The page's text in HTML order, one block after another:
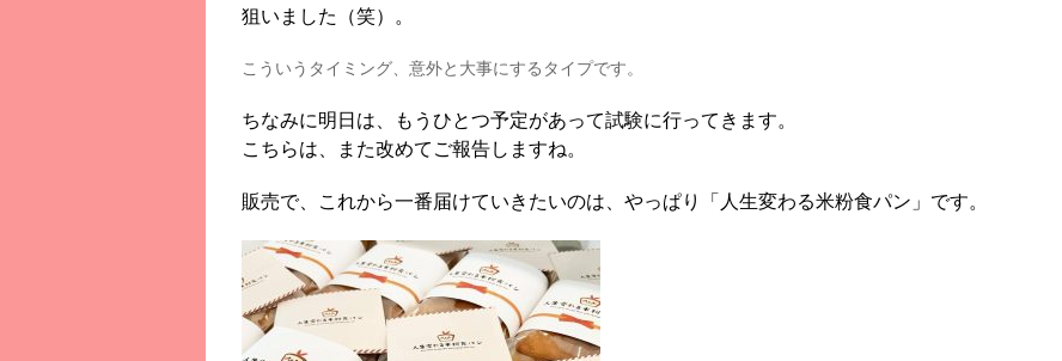
狙いました（笑）。
こういうタイミング、意外と大事にするタイプです。
ちなみに明日は、もうひとつ予定があって試験に行ってきます。
こちらは、また改めてご報告しますね。
販売で、これから一番届けていきたいのは、やっぱり「人生変わる米粉食パン」です。